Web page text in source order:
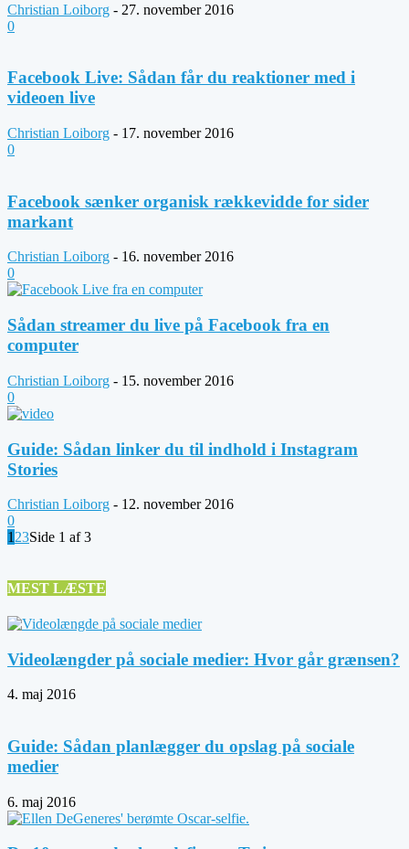
Christian Loiborg - 27. november 2016
0
Facebook Live: Sådan får du reaktioner med i
videoen live
Christian Loiborg - 17. november 2016
0
Facebook sænker organisk rækkevidde for sider
markant
Christian Loiborg - 16. november 2016
0
Sådan streamer du live på Facebook fra en
computer
Christian Loiborg - 15. november 2016
0
Guide: Sådan linker du til indhold i Instagram
Stories
Christian Loiborg - 12. november 2016
0
1 23Side 1 af 3
MEST LÆSTE
Videolængder på sociale medier: Hvor går grænsen?
4. maj 2016
Guide: Sådan planlægger du opslag på sociale
medier
6. maj 2016